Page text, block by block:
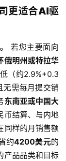
更适合AI驱
若您主要面向
俄明州或特拉华
（约2.9%+0.3
需每月提交销
东南亚或中国大
币结算、与内地
同样的月销售额
约4200美元的
产品品类和目标